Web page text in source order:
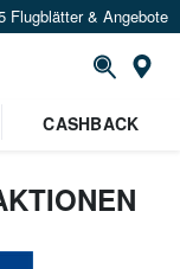
Flugblätter & Angebote
CASHBACK